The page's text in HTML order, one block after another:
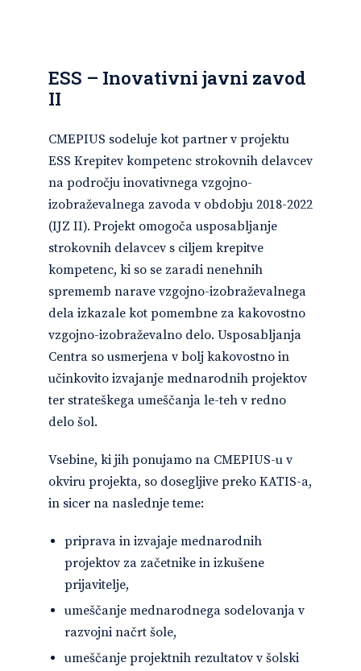
ESS – Inovativni javni zavod
II
CMEPIUS sodeluje kot partner v projektu
ESS Krepitev kompetenc strokovnih delavcev
na področju inovativnega vzgojno-
izobraževalnega zavoda v obdobju 2018-2022
(IJZ II). Projekt omogoča usposabljanje
strokovnih delavcev s ciljem krepitve
kompetenc, ki so se zaradi nenehnih
sprememb narave vzgojno-izobraževalnega
dela izkazale kot pomembne za kakovostno
vzgojno-izobraževalno delo. Usposabljanja
Centra so usmerjena v bolj kakovostno in
učinkovito izvajanje mednarodnih projektov
ter strateškega umeščanja le-teh v redno
delo šol.
Vsebine, ki jih ponujamo na CMEPIUS-u v
okviru projekta, so dosegljive preko KATIS-a,
in sicer na naslednje teme:
priprava in izvajaje mednarodnih
projektov za začetnike in izkušene
prijavitelje,
umeščanje mednarodnega sodelovanja v
razvojni načrt šole,
umeščanje projektnih rezultatov v šolski